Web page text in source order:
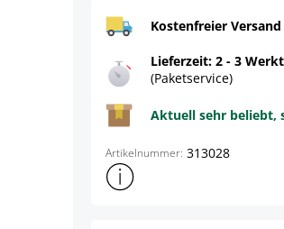
Kostenfreier
Lieferzeit: 2 - 3
(Paketservice)
Aktuell sehr beliebt,
Artikelnummer: 313028
Weitere